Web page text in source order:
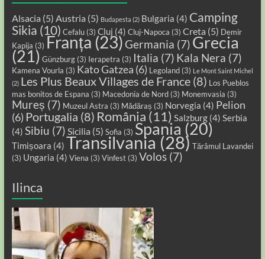
Alsacia (5) Austria (5) Budapesta (2) Bulgaria (4) Camping
Sikia (10) Cefalu(3) Cluj (4) Cluj-Napoca (3) Creta (5) Demir
Kapija (3) Franța(23) Germania (7) Grecia
(21) Günzburg(3) Ierapetra (3) Italia (7) Kala Nera (7)
Kamena Vourla (3) Kato Gatzea (6) Legoland(3) Le Mont Saint Michel
(2) Les Plus Beaux Villages de France(8) Los Pueblos
mas bonitos de Espana (3) Macedonia de Nord(3) Monemvasia (3)
Mureș (7) Muzeul Astra (3) Mădăraș (3) Norvegia (4) Pelion
(6) Portugalia (8) România (11) Salzburg(4) Serbia
(4) Sibiu (7) Sicilia (5) Sofia (3) Spania (20)
Timișoara (4) Transilvania(28) Tărâmul Lavandei
(3) Ungaria (4) Viena (3) Vinfest(3) Volos(7)
Ilinca